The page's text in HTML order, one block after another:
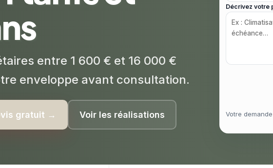
entre 1 600 € et 16 000 €
enveloppe avant consultation.
gratuit → Voir les réalisations
Décrivez votre
Votre